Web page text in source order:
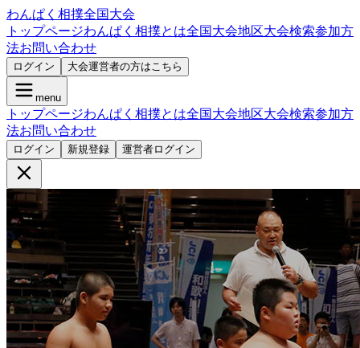
わんぱく相撲全国大会
トップページわんぱく相撲とは全国大会地区大会検索参加方
法お問い合わせ
ログイン 大会運営者の方はこちら
menu
トップページわんぱく相撲とは全国大会地区大会検索参加方
法お問い合わせ
ログイン 新規登録 運営者ログイン